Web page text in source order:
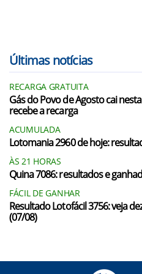
Últimas notícias
RECARGA GRATUITA
Gás do Povo de Agosto cai
recebe a recarga
ACUMULADA
Lotomania 2960 de hoje:
ÀS 21 HORAS
Quina 7086: resultados e
FÁCIL DE GANHAR
Resultado Lotofácil 3756: veja
(07/08)